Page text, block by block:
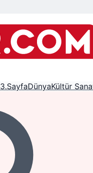
3.SayfaDünyaKültür